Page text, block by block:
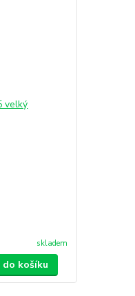
skladem
košíku